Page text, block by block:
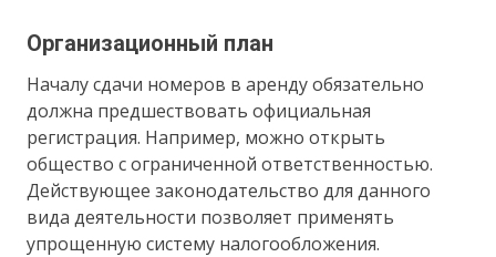
Организационный план
Началу сдачи номеров в аренду обязательно
должна предшествовать официальная
регистрация. Например, можно открыть
общество с ограниченной ответственностью.
Действующее законодательство для данного
вида деятельности позволяет применять
упрощенную систему налогообложения.